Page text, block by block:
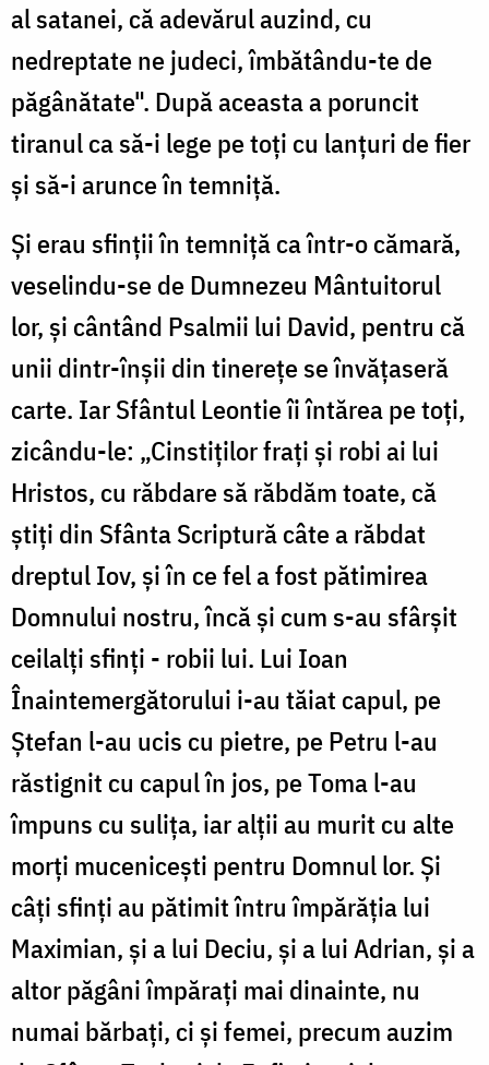
al satanei, că adevărul auzind, cu
nedreptate ne judeci, îmbătându-te de
păgânătate". După aceasta a poruncit
tiranul ca să-i lege pe toți cu lanțuri de fier
și să-i arunce în temniță.
Și erau sfinții în temniță ca într-o cămară,
veselindu-se de Dumnezeu Mântuitorul
lor, și cântând Psalmii lui David, pentru că
unii dintr-înșii din tinerețe se învățaseră
carte. Iar Sfântul Leontie îi întărea pe toți,
zicându-le: „Cinstiților frați și robi ai lui
Hristos, cu răbdare să răbdăm toate, că
știți din Sfânta Scriptură câte a răbdat
dreptul Iov, și în ce fel a fost pătimirea
Domnului nostru, încă și cum s-au sfârșit
ceilalți sfinți - robii lui. Lui Ioan
Înaintemergătorului i-au tăiat capul, pe
Ștefan l-au ucis cu pietre, pe Petru l-au
răstignit cu capul în jos, pe Toma l-au
împuns cu sulița, iar alții au murit cu alte
morți mucenicești pentru Domnul lor. Și
câți sfinți au pătimit întru împărăția lui
Maximian, și a lui Deciu, și a lui Adrian, și a
altor păgâni împărați mai dinainte, nu
numai bărbați, ci și femei, precum auzim